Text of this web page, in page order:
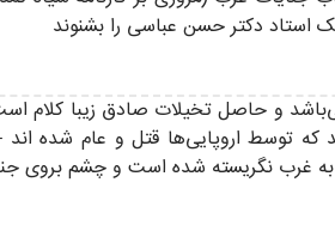
استاد دکتر حسن عباسی را بشنوند
و حاصل تخیلات صادق زیبا کلام
که توسط اروپایی‌ها قتل و عام شده
غرب نگریسته شده است و چشم بروی